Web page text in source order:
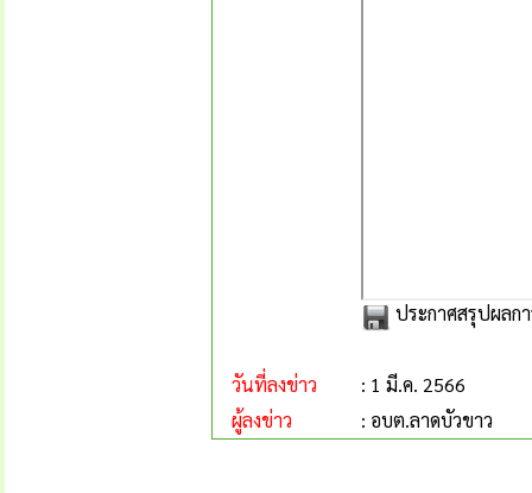
ประกาศสรุปผลก
วันที่ลงข่าว
: 1 มี.ค. 2566
ผู้ลงข่าว
: อบต.ลาดบัวขาว